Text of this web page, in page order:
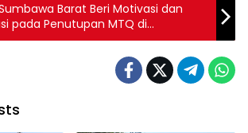
Barat Beri Motivasi dan
pada Penutupan MTQ di
Sekongkang